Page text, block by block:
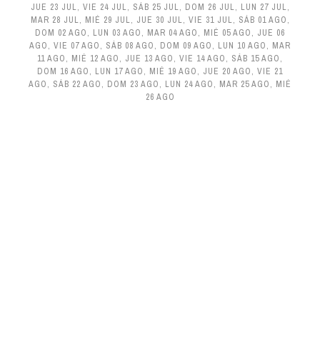
JUE 23 JUL, VIE 24 JUL, SÁB 25 JUL, DOM 26 JUL, LUN 27 JUL,
MAR 28 JUL, MIÉ 29 JUL, JUE 30 JUL, VIE 31 JUL, SÁB 01 AGO,
DOM 02 AGO, LUN 03 AGO, MAR 04 AGO, MIÉ 05 AGO, JUE 06
AGO, VIE 07 AGO, SÁB 08 AGO, DOM 09 AGO, LUN 10 AGO, MAR
11 AGO, MIÉ 12 AGO, JUE 13 AGO, VIE 14 AGO, SÁB 15 AGO,
DOM 16 AGO, LUN 17 AGO, MIÉ 19 AGO, JUE 20 AGO, VIE 21
AGO, SÁB 22 AGO, DOM 23 AGO, LUN 24 AGO, MAR 25 AGO, MIÉ
26 AGO